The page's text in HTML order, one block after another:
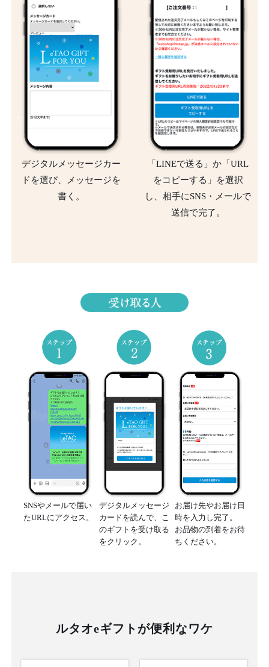
デジタルメッセージカー
ドを選び、メッセージを
書く。
「LINEで送る」か「URL
をコピーする」を選択
し、相手にSNS・メールで
送信で完了。
SNSやメールで届い
たURLにアクセス。
デジタルメッセージ
カードを読んで、こ
のギフトを受け取る
をクリック。
お届け先やお届け日
時を入力し完了。
お品物の到着をお待
ちください。
ルタオeギフトが便利なワケ